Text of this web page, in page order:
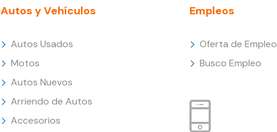
Autos y Vehículos
Autos Usados
Motos
Autos Nuevos
Arriendo de Autos
Accesorios
Empleos
Oferta de Empleo
Busco Empleo